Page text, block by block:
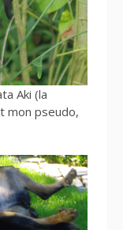
Aki (la
mon pseudo,